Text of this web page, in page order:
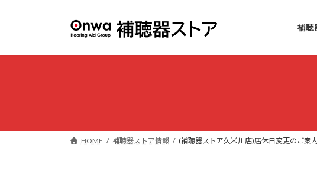
プ
動
補聴
HOME 補聴器ストア情報 (補聴器ストア久米川店)店休日変更のご案内